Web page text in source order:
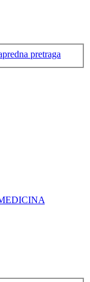
pretraga